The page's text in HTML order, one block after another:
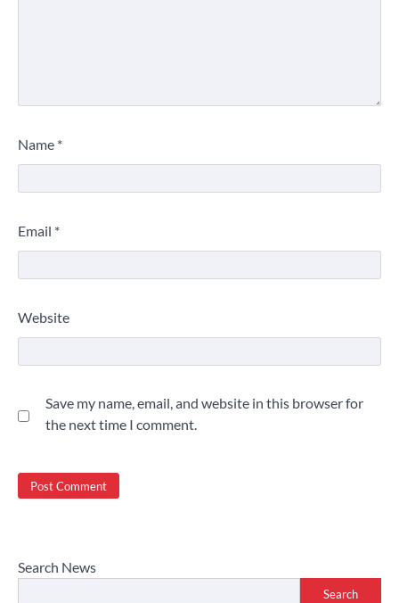
Name *
Email *
Website
Save my name, email, and website in this browser for
the next time I comment.
Search News
Search